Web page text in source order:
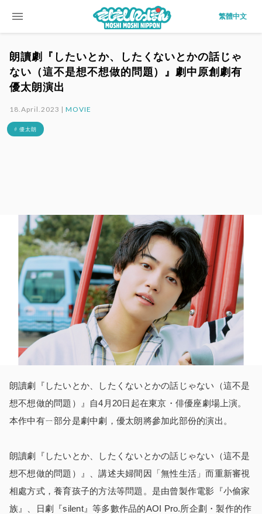
menu 繁體中文
朗讀劇『したいとか、したくないとかの話じゃ
ない（這不是想不想做的問題）』劇中原創劇有
優太朗演出
18.April.2023 |MOVIE
# 優太朗
朗讀劇『したいとか、したくないとかの話じゃない（這不是
想不想做的問題）』自4月20日起在東京・俳優座劇場上演。
本作中有ㄧ部分是劇中劇，優太朗將參加此部份的演出。
朗讀劇『したいとか、したくないとかの話じゃない（這不是
想不想做的問題）』、講述夫婦間因「無性生活」而重新審視
相處方式，養育孩子的方法等問題。是由曾製作電影『小偷家
族』、日劇『silent』等多數作品的AOI Pro.所企劃・製作的作